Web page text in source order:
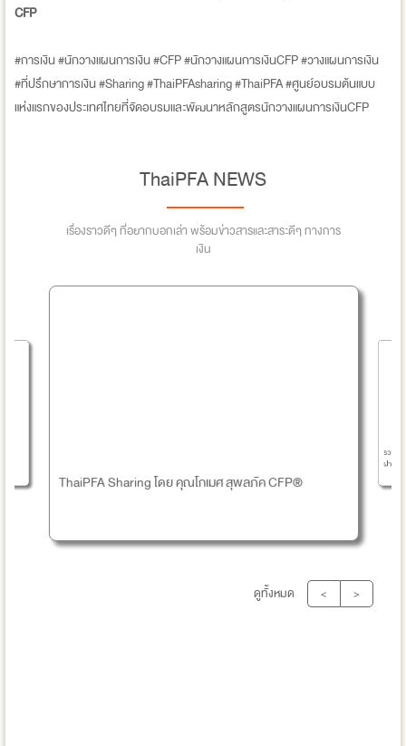
CFP
#การเงิน #นักวางแผนการเงิน #CFP #นักวางแผนการเงินCFP #วางแผนการเงิน
#ที่ปรึกษาการเงิน #Sharing #ThaiPFAsharing #ThaiPFA #ศูนย์อบรมต้นแบบ
แห่งแรกของประเทศไทยที่จัดอบรมและพัฒนาหลักสูตรนักวางแผนการเงินCFP
ThaiPFA NEWS
เรื่องราวดีๆ ที่อยากบอกเล่า พร้อมข่าวสารและสาระดีๆ ทางการ
เงิน
ThaiPFA Sharing โดย คุณโกเมศ สุพลภัค CFP®
รวม บั
ฝากธน
ดูทั้งหมด < >